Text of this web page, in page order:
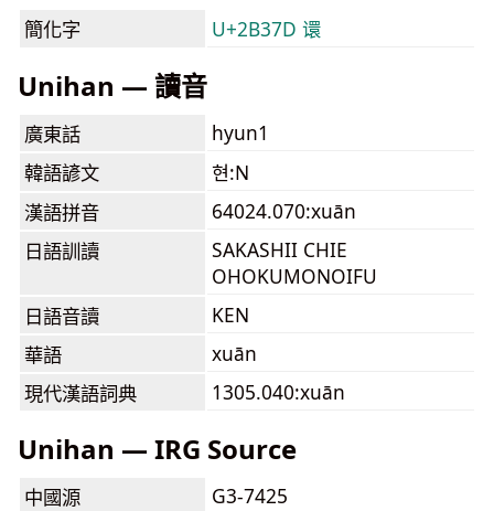
簡化字 U+2B37D 𫍽
Unihan — 讀音
廣東話
hyun1
韓語諺文
현:N
漢語拼音
64024.070:xuān
日語訓讀
SAKASHII CHIE
OHOKUMONOIFU
日語音讀
KEN
華語
xuān
現代漢語詞典
1305.040:xuān
Unihan — IRG Source
中國源
G3-7425